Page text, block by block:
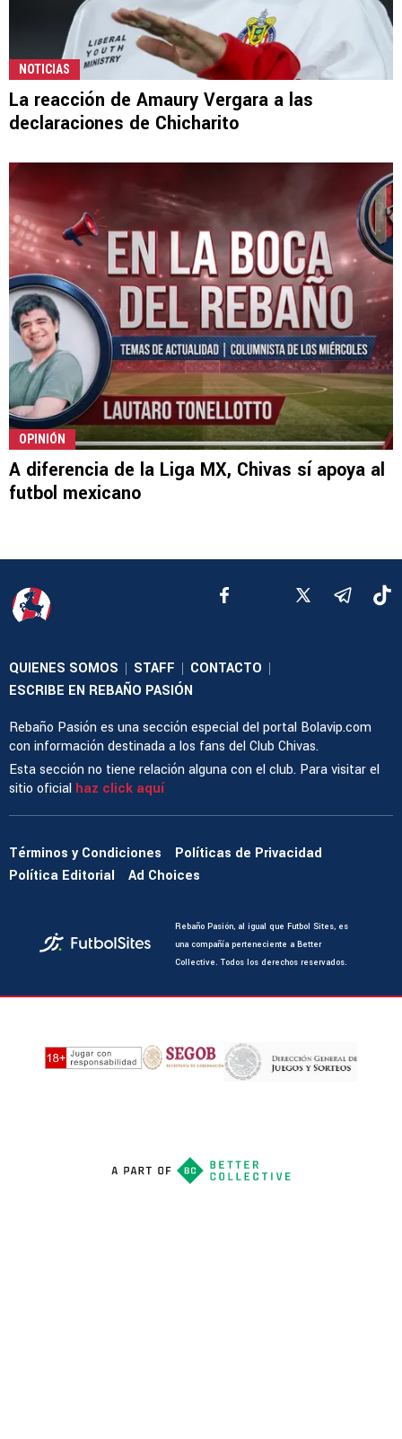
NOTICIAS
La reacción de Amaury Vergara a las
declaraciones de Chicharito
OPINIÓN
A diferencia de la Liga MX, Chivas sí apoya al
futbol mexicano
QUIENES SOMOS STAFF CONTACTO
ESCRIBE EN REBAÑO PASIÓN
Rebaño Pasión es una sección especial del portal Bolavip.com
con información destinada a los fans del Club Chivas.
Esta sección no tiene relación alguna con el club. Para visitar el
sitio oficial haz click aquí
Términos y Condiciones
Políticas de Privacidad
Política Editorial
Ad Choices
Rebaño Pasión, al igual que Futbol Sites, es
una compañía perteneciente a Better
Collective. Todos los derechos reservados.